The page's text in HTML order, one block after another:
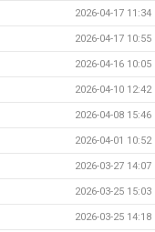
2026-04-17 11:34
2026-04-17 10:55
2026-04-16 10:05
2026-04-10 12:42
2026-04-08 15:46
2026-04-01 10:52
2026-03-27 14:07
2026-03-25 15:03
2026-03-25 14:18